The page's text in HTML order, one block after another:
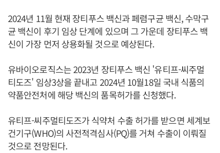
2024년 11월 현재 장티푸스 백신과 페렴구균 백신, 수막구
균 백신이 후기 임상 단계에 있으며 그 가운데 장티푸스 백
신이 가장 먼저 상용화될 것으로 예상된다.
유바이오로직스는 2023년 장티푸스 백신 '유티프-씨주멀
티도즈' 임상3상을 끝내고 2024년 10월18일 국내 식품의
약품안전처에 해당 백신의 품목허가를 신청했다.
유티프-씨주멀티도즈가 식약처 수출 허가를 받으면 세계보
건기구(WHO)의 사전적격심사(PQ)를 거쳐 수출이 이뤄질
것으로 전망된다.